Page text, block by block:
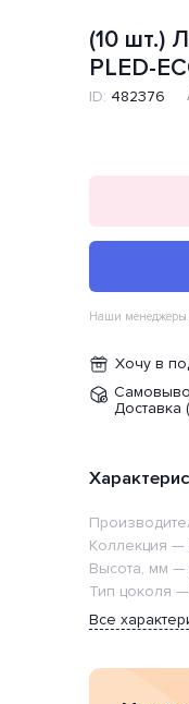
(10 шт.)
PLED-
ID: 482376
Наши менеджеры
Хочу в
Доставка
Коллекция —
Высота, мм —
Тип цоколя —
Все